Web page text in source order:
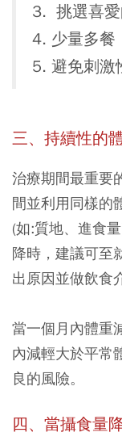
3. 挑選喜
4. 少量多餐
5. 避免刺激
三、持續性的
治療期間最重要
間並利用同樣的
(如:質地、進食
降時，建議可至
出原因並做飲食
當一個月內體重
內減輕大於平常
良的風險。
四、當攝食量